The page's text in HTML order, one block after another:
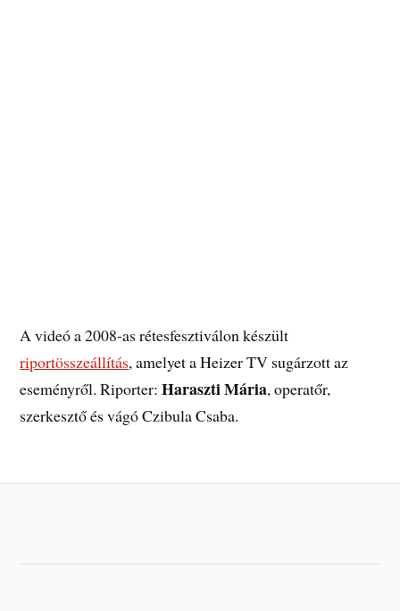
A videó a 2008-as rétesfesztiválon készült
riportösszeállítás, amelyet a Heizer TV sugárzott az
eseményről. Riporter:Haraszti Mária, operatőr,
szerkesztő és vágó Czibula Csaba.